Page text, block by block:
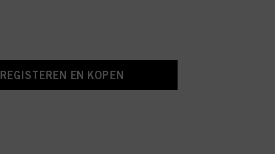
REGISTEREN EN KOPEN